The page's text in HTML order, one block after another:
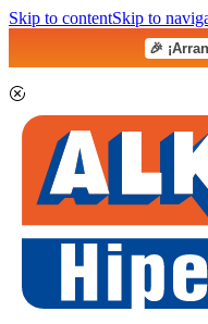
Skip to contentSkip to
🎉